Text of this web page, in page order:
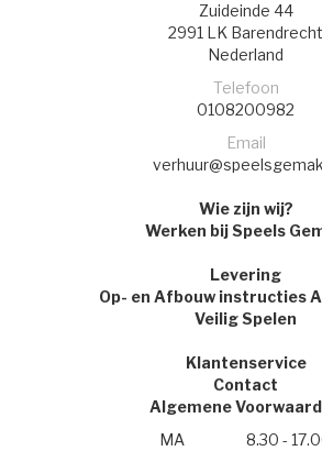
Zuideinde 44
2991 LK Barendrecht
Nederland
Telefoon
0108200982
Email
Wie zijn wij?
Werken bij Speels
Levering
Op- en Afbouw instructies
Veilig Spelen
Klantenservice
Contact
Algemene
MA
8.30 -